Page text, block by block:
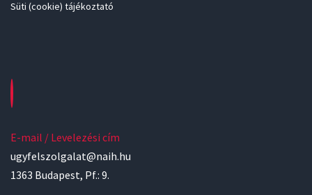
Süti (cookie) tájékoztató
E-mail / Levelezési cím
ugyfelszolgalat@naih.hu
1363 Budapest, Pf.: 9.